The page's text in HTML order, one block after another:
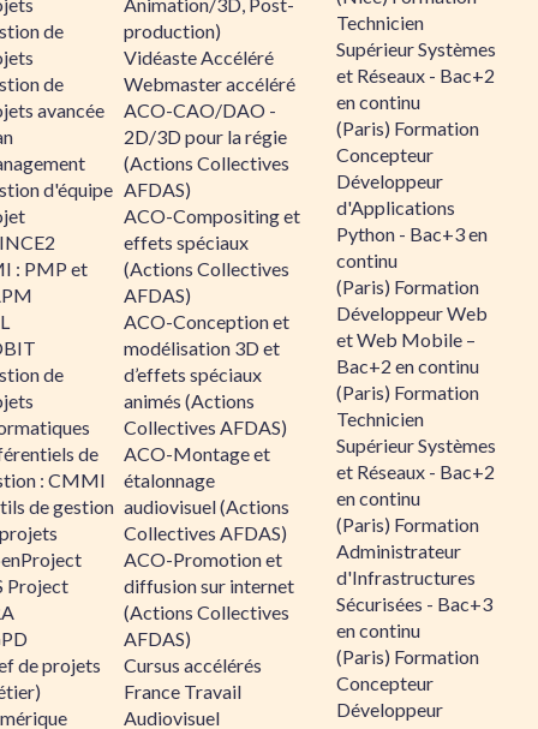
de
de
avancée
d'équipe
: PMP et
de
de
: CMMI
de gestion
Project
de projets
production)
Vidéaste Accéléré
Webmaster accéléré
ACO-CAO/DAO -
2D/3D pour la régie
(Actions Collectives
AFDAS)
ACO-Compositing et
effets spéciaux
(Actions Collectives
AFDAS)
ACO-Conception et
modélisation 3D et
d’effets spéciaux
animés (Actions
Collectives AFDAS)
ACO-Montage et
étalonnage
audiovisuel (Actions
Collectives AFDAS)
ACO-Promotion et
diffusion sur internet
(Actions Collectives
AFDAS)
Cursus accélérés
France Travail
Audiovisuel
Technicien
Supérieur Systèmes
et Réseaux - Bac+2
en continu
(Paris) Formation
Concepteur
Développeur
d'Applications
Python - Bac+3 en
continu
(Paris) Formation
Développeur Web
et Web Mobile –
Bac+2 en continu
(Paris) Formation
Technicien
Supérieur Systèmes
et Réseaux - Bac+2
en continu
(Paris) Formation
Administrateur
d'Infrastructures
Sécurisées - Bac+3
en continu
(Paris) Formation
Concepteur
Développeur